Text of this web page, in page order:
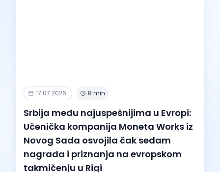
17.07.2026. 8 min
Srbija među najuspešnijima u Evropi:
Učenička kompanija Moneta Works iz
Novog Sada osvojila čak sedam
nagrada i priznanja na evropskom
takmičenju u Rigi